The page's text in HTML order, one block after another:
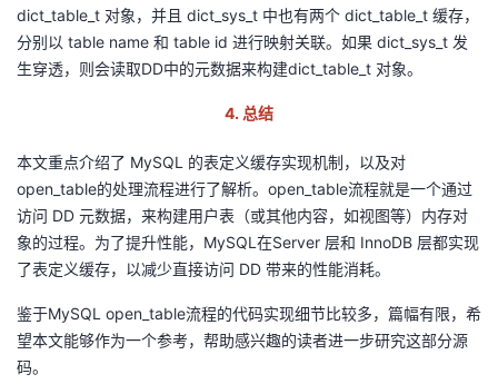
dict_table_t 对象，并且 dict_sys_t 中也有两个 dict_table_t 缓存，
分别以 table name 和 table id 进行映射关联。如果 dict_sys_t 发
生穿透，则会读取DD中的元数据来构建dict_table_t 对象。
4. 总结
本文重点介绍了 MySQL 的表定义缓存实现机制，以及对
open_table的处理流程进行了解析。open_table流程就是一个通过
访问 DD 元数据，来构建用户表（或其他内容，如视图等）内存对
象的过程。为了提升性能，MySQL在Server 层和 InnoDB 层都实现
了表定义缓存，以减少直接访问 DD 带来的性能消耗。
鉴于MySQL open_table流程的代码实现细节比较多，篇幅有限，希
望本文能够作为一个参考，帮助感兴趣的读者进一步研究这部分源
码。